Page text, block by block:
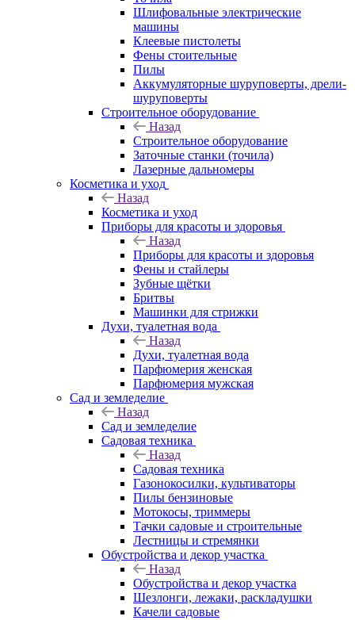
Шлифовальные электрические
машины
Клеевые пистолеты
Фены стоительные
Пилы
Аккумуляторные шуруповерты, дрели-
шуруповерты
Строительное оборудование
Назад
Строительное оборудование
Заточные станки (точила)
Лазерные дальномеры
Косметика и уход
Назад
Косметика и уход
Приборы для красоты и здоровья
Назад
Приборы для красоты и здоровья
Фены и стайлеры
Зубные щётки
Бритвы
Машинки для стрижки
Духи, туалетная вода
Назад
Духи, туалетная вода
Парфюмерия женская
Парфюмерия мужская
Сад и земледелие
Назад
Сад и земледелие
Садовая техника
Назад
Садовая техника
Газонокосилки, культиваторы
Пилы бензиновые
Мотокосы, триммеры
Тачки садовые и строительные
Лестницы и стремянки
Обустройства и декор участка
Назад
Обустройства и декор участка
Шезлонги, лежаки, раскладушки
Качели садовые